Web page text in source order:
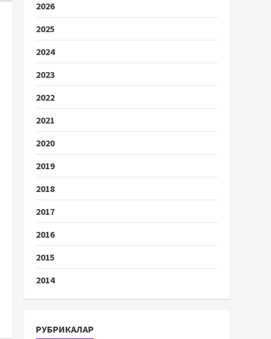
2026
2025
2024
2023
2022
2021
2020
2019
2018
2017
2016
2015
2014
РУБРИКАЛАР